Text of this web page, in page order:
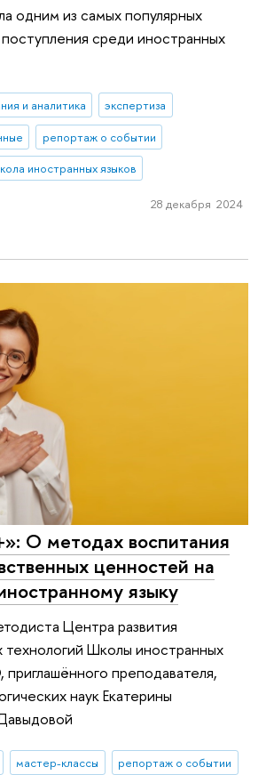
одним из самых популярных
среди иностранных
и аналитика
экспертиза
репортаж о событии
иностранных языков
28 декабря 2024
О методах воспитания
ценностей на
языку
Центра развития
технологий Школы иностранных
преподавателя,
наук Екатерины
мастер-классы
репортаж о событии